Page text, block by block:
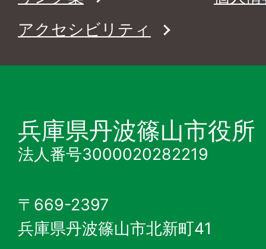
アクセシビリティ
兵庫県丹波篠山市役所
法人番号3000020282219
〒669-2397
兵庫県丹波篠山市北新町41